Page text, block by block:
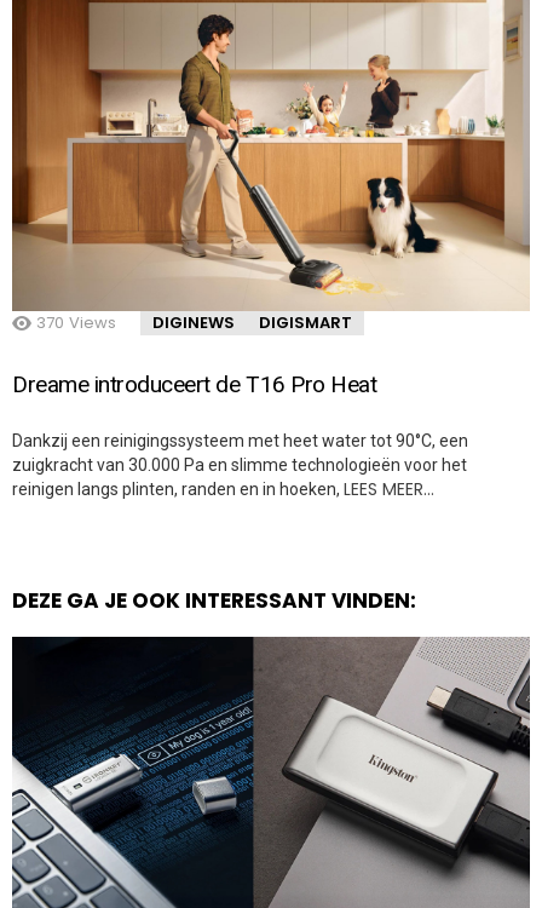
370 Views DIGINEWS DIGISMART
Dreame introduceert de T16 Pro Heat
Dankzij een reinigingssysteem met heet water tot 90°C, een
zuigkracht van 30.000 Pa en slimme technologieën voor het
reinigen langs plinten, randen en in hoeken, LEES MEER…
DEZE GA JE OOK INTERESSANT VINDEN: